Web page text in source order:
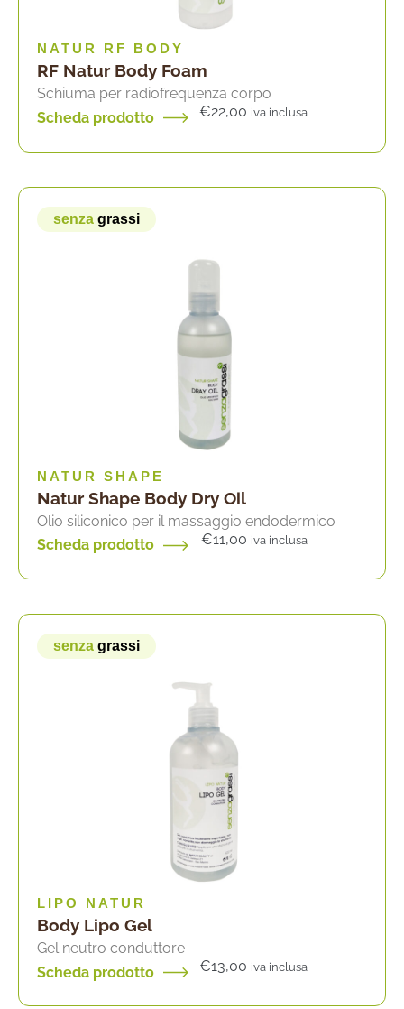
NATUR RF BODY
RF Natur Body Foam
Schiuma per radiofrequenza corpo
Scheda prodotto
€22,00 iva inclusa
senza grassi
NATUR SHAPE
Natur Shape Body Dry Oil
Olio siliconico per il massaggio endodermico
Scheda prodotto
€11,00 iva inclusa
senza grassi
LIPO NATUR
Body Lipo Gel
Gel neutro conduttore
Scheda prodotto
€13,00 iva inclusa